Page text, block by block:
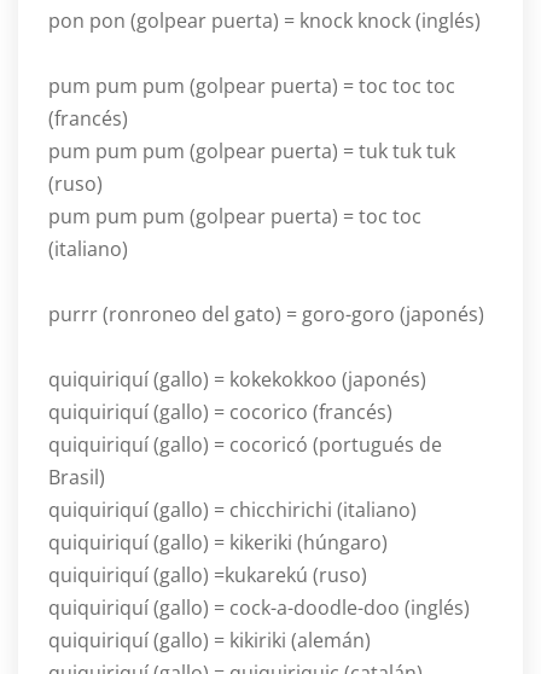
pon pon (golpear puerta) = knock knock (inglés)
pum pum pum (golpear puerta) = toc toc toc
(francés)
pum pum pum (golpear puerta) = tuk tuk tuk
(ruso)
pum pum pum (golpear puerta) = toc toc
(italiano)
purrr (ronroneo del gato) = goro-goro (japonés)
quiquiriquí (gallo) = kokekokkoo (japonés)
quiquiriquí (gallo) = cocorico (francés)
quiquiriquí (gallo) = cocoricó (portugués de
Brasil)
quiquiriquí (gallo) = chicchirichi (italiano)
quiquiriquí (gallo) = kikeriki (húngaro)
quiquiriquí (gallo) =kukarekú (ruso)
quiquiriquí (gallo) = cock-a-doodle-doo (inglés)
quiquiriquí (gallo) = kikiriki (alemán)